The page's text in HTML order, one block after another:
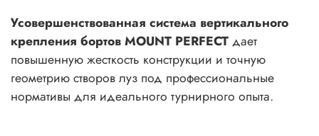
Усовершенствованная система вертикального
крепления бортов MOUNT PERFECTдает
повышенную жесткость конструкции и точную
геометрию створов луз под профессиональные
нормативы для идеального турнирного опыта.